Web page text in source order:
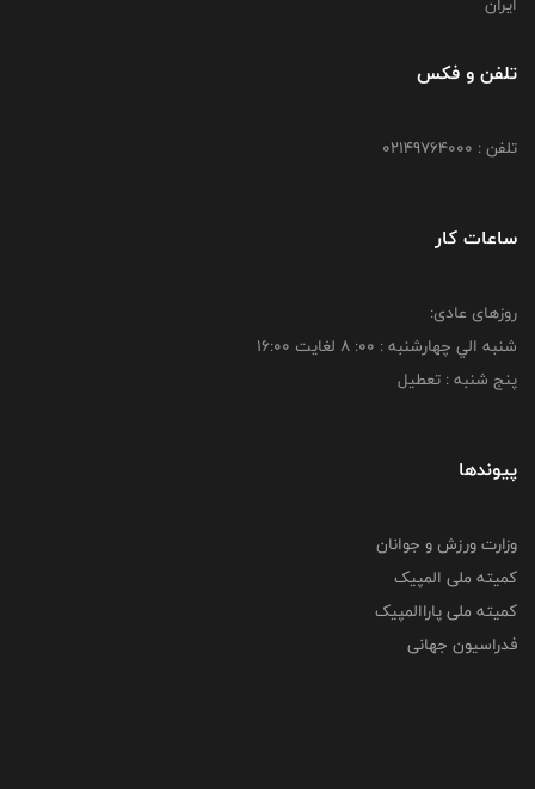
تلفن و فکس
تلفن : 02149764000
ساعات کار
روزهای عادی:
شنبه الي چهارشنبه : 00: 8 لغايت 16:00
پنج شنبه : تعطیل
پیوندها
وزارت ورزش و جوانان
کمیته ملی المپیک
کمیته ملی پاراالمپیک
فدراسیون جهانی